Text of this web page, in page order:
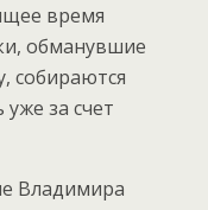
время
обманувшие
собираются
за счет
Владимира